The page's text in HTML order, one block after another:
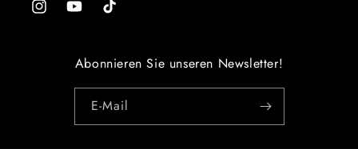
InstagramYouTubeTikTok
Abonnieren Sie unseren Newsletter!
E-Mail